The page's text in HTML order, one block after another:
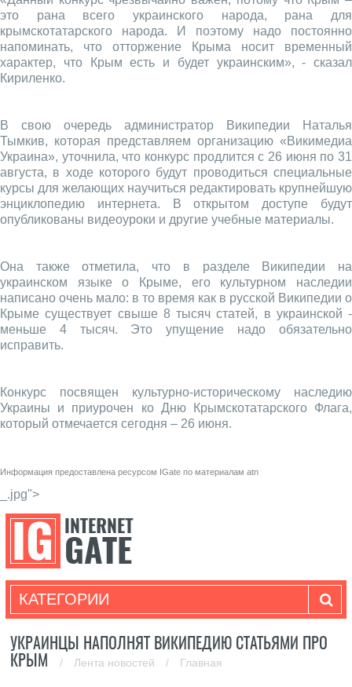
это рана всего украинского народа, рана для
крымскотатарского народа. И поэтому надо постоянно
напоминать, что отторжение Крыма носит временный
характер, что Крым есть и будет украинским», - сказал
Кириленко.
В свою очередь администратор Википедии Наталья
Тымкив, которая представляем организацию «Викимедиа
Украина», уточнила, что конкурс продлится с 26 июня по 31
августа, в ходе которого будут проводиться специальные
курсы для желающих научиться редактировать крупнейшую
энциклопедию интернета. В открытом доступе будут
опубликованы видеоуроки и другие учебные материалы.
Она также отметила, что в разделе Википедии на
украинском языке о Крыме, его культурном наследии
написано очень мало: в то время как в русской Википедии о
Крыме существует свыше 8 тысяч статей, в украинской -
меньше 4 тысяч. Это упущение надо обязательно
исправить.
Конкурс посвящен культурно-историческому наследию
Украины и приурочен ко Дню Крымскотатарского Флага,
который отмечается сегодня – 26 июня.
Информация предоставлена ресурсом IGate по материалам atn
_.jpg">
КАТЕГОРИИ
УКРАИНЦЫ НАПОЛНЯТ ВИКИПЕДИЮ СТАТЬЯМИ ПРО
КРЫМ
/ Лента новостей / Главная